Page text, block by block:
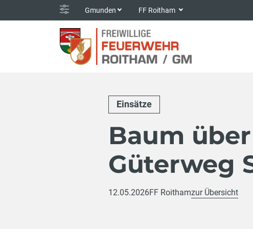
Gmunden FF Roitham
Einsätze
Baum
Güterweg
12.05.2026FF Roithamzur Übersicht